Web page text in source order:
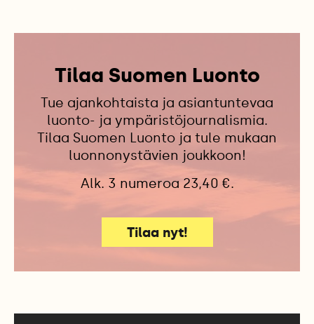
Tilaa Suomen Luonto
Tue ajankohtaista ja asiantuntevaa
luonto- ja ympäristöjournalismia.
Tilaa Suomen Luonto ja tule mukaan
luonnonystävien joukkoon!
Alk. 3 numeroa 23,40 €.
Tilaa nyt!